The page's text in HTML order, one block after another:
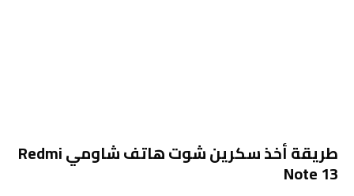
طريقة أخذ سكرين شوت هاتف شاومي Redmi
Note 13